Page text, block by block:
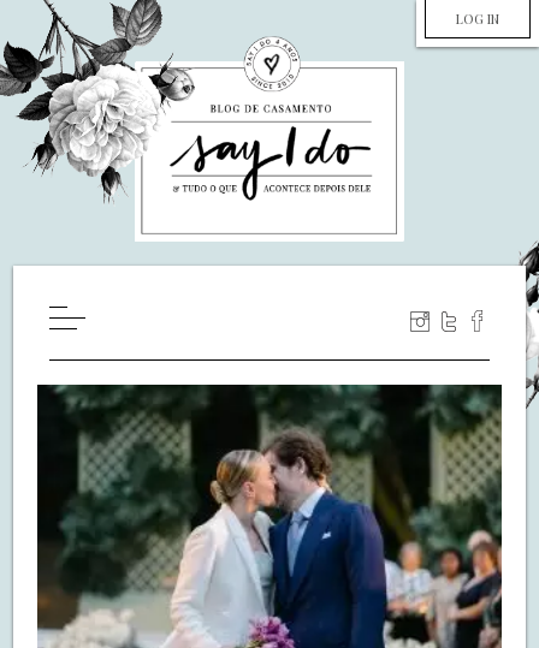
LOG IN
WILL YOU MARRY ME?
LUA DE MEL
COZINHA
DECORAÇÃO
DE NOIVA PRA NOIVA
S.O.S CASADAS
FALE COM O SAY I DO